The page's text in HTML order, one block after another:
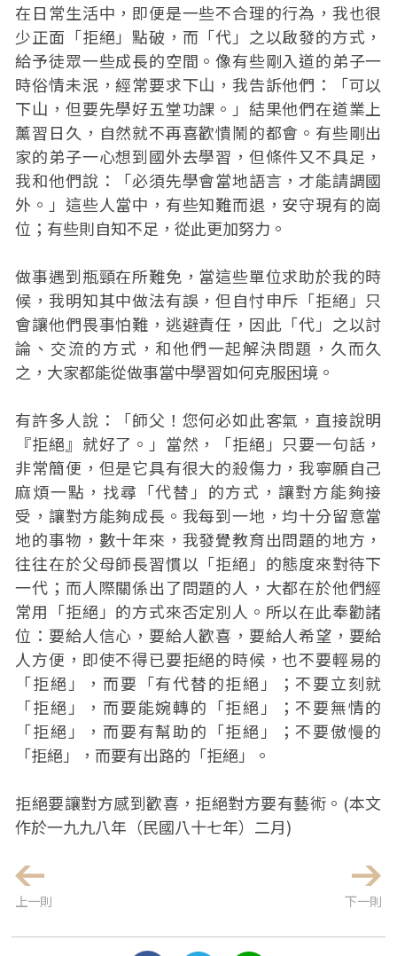
在日常生活中，即便是一些不合理的行為，我也很
少正面「拒絕」點破，而「代」之以啟發的方式，
給予徒眾一些成長的空間。像有些剛入道的弟子一
時俗情未泯，經常要求下山，我告訴他們：「可以
下山，但要先學好五堂功課。」結果他們在道業上
薰習日久，自然就不再喜歡憒鬧的都會。有些剛出
家的弟子一心想到國外去學習，但條件又不具足，
我和他們說：「必須先學會當地語言，才能請調國
外。」這些人當中，有些知難而退，安守現有的崗
位；有些則自知不足，從此更加努力。
做事遇到瓶頸在所難免，當這些單位求助於我的時
候，我明知其中做法有誤，但自忖申斥「拒絕」只
會讓他們畏事怕難，逃避責任，因此「代」之以討
論、交流的方式，和他們一起解決問題，久而久
之，大家都能從做事當中學習如何克服困境。
有許多人說：「師父！您何必如此客氣，直接說明
『拒絕』就好了。」當然，「拒絕」只要一句話，
非常簡便，但是它具有很大的殺傷力，我寧願自己
麻煩一點，找尋「代替」的方式，讓對方能夠接
受，讓對方能夠成長。我每到一地，均十分留意當
地的事物，數十年來，我發覺教育出問題的地方，
往往在於父母師長習慣以「拒絕」的態度來對待下
一代；而人際關係出了問題的人，大都在於他們經
常用「拒絕」的方式來否定別人。所以在此奉勸諸
位：要給人信心，要給人歡喜，要給人希望，要給
人方便，即使不得已要拒絕的時候，也不要輕易的
「拒絕」，而要「有代替的拒絕」；不要立刻就
「拒絕」，而要能婉轉的「拒絕」；不要無情的
「拒絕」，而要有幫助的「拒絕」；不要傲慢的
「拒絕」，而要有出路的「拒絕」。
拒絕要讓對方感到歡喜，拒絕對方要有藝術。(本文
作於一九九八年（民國八十七年）二月)
上一則 下一則